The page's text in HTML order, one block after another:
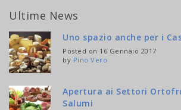
Ultime News
Uno spazio anche per i
Posted on 16 Gennaio 2017
by Pino Vero
Apertura ai Settori
Salumi